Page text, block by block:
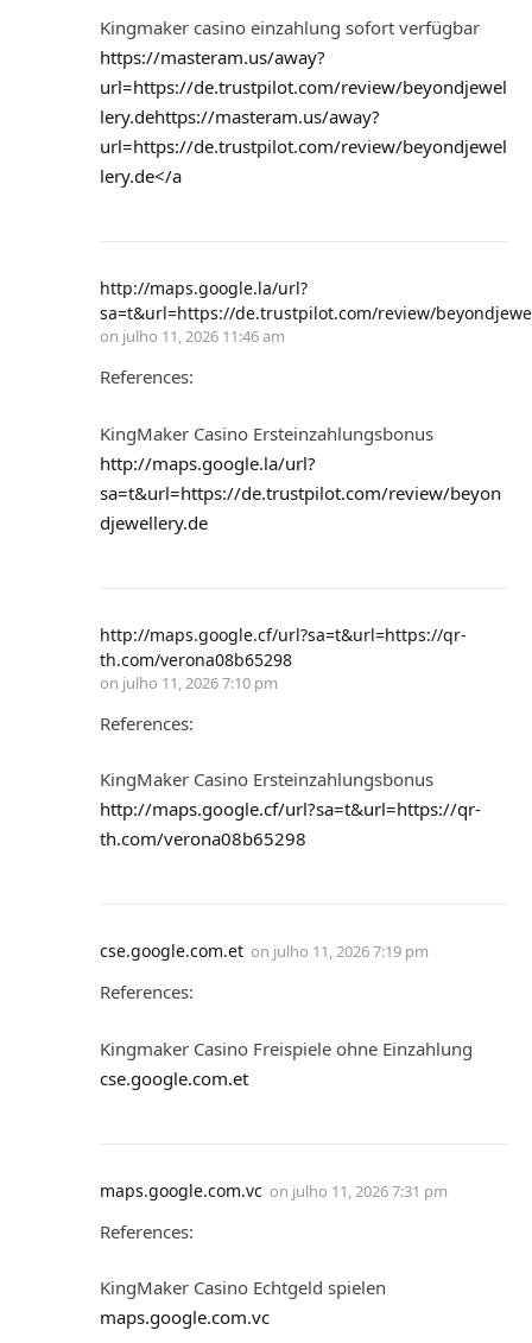
Kingmaker casino einzahlung sofort verfügbar
https://masteram.us/away?
url=https://de.trustpilot.com/review/beyondjewel
lery.dehttps://masteram.us/away?
url=https://de.trustpilot.com/review/beyondjewel
lery.de</a
http://maps.google.la/url?
sa=t&url=https://de.trustpilot.com/review/
on julho 11, 2026 11:46 am
References:
KingMaker Casino Ersteinzahlungsbonus
http://maps.google.la/url?
sa=t&url=https://de.trustpilot.com/review/beyon
djewellery.de
http://maps.google.cf/url?sa=t&url=https://qr-
th.com/verona08b65298
on julho 11, 2026 7:10 pm
References:
KingMaker Casino Ersteinzahlungsbonus
http://maps.google.cf/url?sa=t&url=https://qr-
th.com/verona08b65298
cse.google.com.et on julho 11, 2026 7:19 pm
References:
Kingmaker Casino Freispiele ohne Einzahlung
cse.google.com.et
maps.google.com.vc on julho 11, 2026 7:31 pm
References:
KingMaker Casino Echtgeld spielen
maps.google.com.vc